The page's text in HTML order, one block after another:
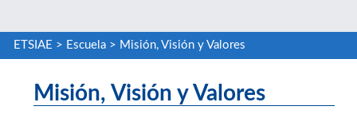
ETSIAE > Escuela> Misión, Visión y Valores
Misión, Visión y Valores